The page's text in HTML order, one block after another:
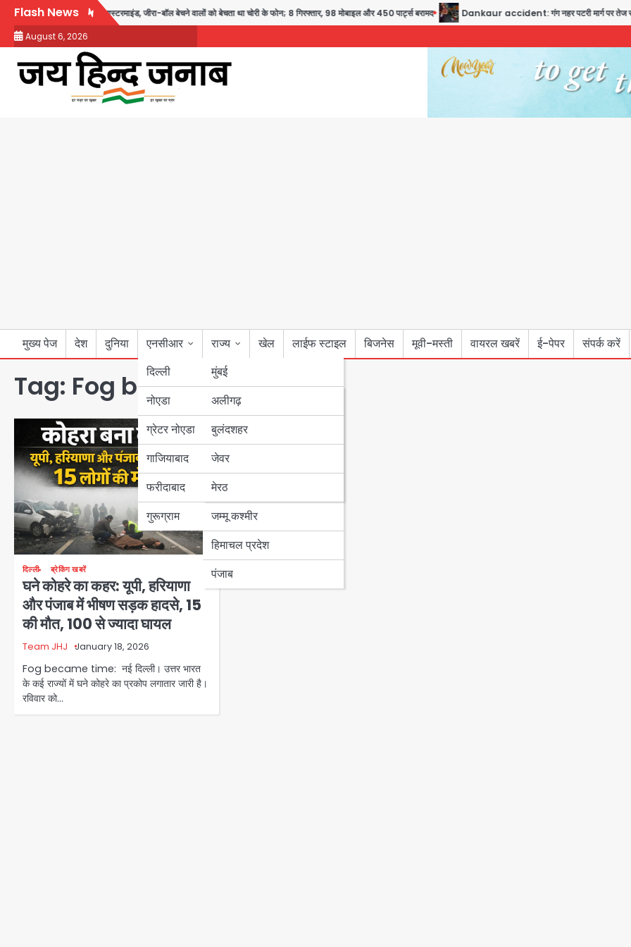
Skip
content
Flash News
स्नैचर गैंग का मास्टरमाइंड, जीरा-बॉल बेचने वालों को बेचता था चोरी के फोन; 8 गिरफ्तार, 98 मोबाइल और 450 पार्ट्स बरामद Dankaur accident: गंग नहर पटरी मार्ग पर तेज रफ्तार
August 6, 2026
मुख्य पेज देश दुनिया
एनसीआर
दिल्ली
नोएडा
ग्रेटर नोएडा
गाजियाबाद
फरीदाबाद
गुरूग्राम
राज्य
मुंबई
उत्तर प्रदेश
अलीगढ़
बुलंदशहर
जेवर
मेरठ
बिहार
पंजाब
हरियाणा
जम्मू कश्मीर
हिमाचल प्रदेश
पंजाब
खेल लाईफ स्टाइल बिजनेस मूवी-मस्ती वायरल खबरें ई-पेपर संपर्क करें
Tag: Fog became time:
दिल्ली ब्रेकिंग खबरें
घने कोहरे का कहर: यूपी, हरियाणा
और पंजाब में भीषण सड़क हादसे, 15
की मौत, 100 से ज्यादा घायल
Team JHJ January 18, 2026
Fog became time: नई दिल्ली। उत्तर भारत
के कई राज्यों में घने कोहरे का प्रकोप लगातार जारी है।
रविवार को…